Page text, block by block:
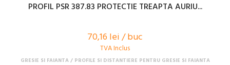
PROFIL PSR 387.83 PROTECTIE TREAPTA AURIU...
70,16 lei / buc
TVA Inclus
GRESIE SI FAIANTA PROFILE SI DISTANTIERE PENTRU GRESIE SI FAIANTA